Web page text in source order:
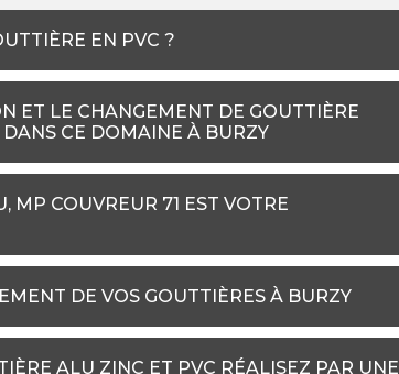
EN PVC ?
ET LE CHANGEMENT DE GOUTTIÈRE
CE DOMAINE À BURZY
MP COUVREUR 71 EST VOTRE
DE VOS GOUTTIÈRES À BURZY
ALU ZINC ET PVC RÉALISEZ PAR UNE